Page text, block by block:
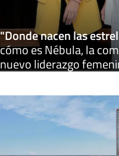
"Donde nacen las
cómo es Nébula, la
nuevo liderazgo